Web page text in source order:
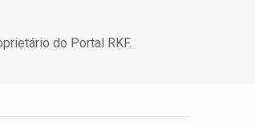
do Portal RKF.